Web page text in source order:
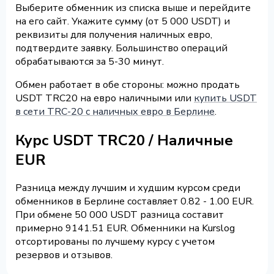
Выберите обменник из списка выше и перейдите
на его сайт. Укажите сумму (от 5 000 USDT) и
реквизиты для получения наличных евро,
подтвердите заявку. Большинство операций
обрабатываются за 5-30 минут.
Обмен работает в обе стороны: можно продать
USDT TRC20 на евро наличными или купить USDT
в сети TRC-20 с наличных евро в Берлине.
Курс USDT TRC20 / Наличные
EUR
Разница между лучшим и худшим курсом среди
обменников в Берлине составляет 0.82 - 1.00 EUR.
При обмене 50 000 USDT разница составит
примерно 9141.51 EUR. Обменники на Kurslog
отсортированы по лучшему курсу с учетом
резервов и отзывов.